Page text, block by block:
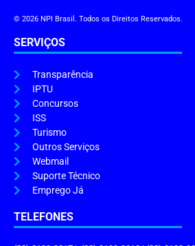
© 2026 NPI Brasil. Todos os Direitos Reservados.
SERVIÇOS
Transparência
IPTU
Concursos
ISS
Turismo
Outros Serviços
Webmail
Suporte Técnico
Emprego Já
TELEFONES